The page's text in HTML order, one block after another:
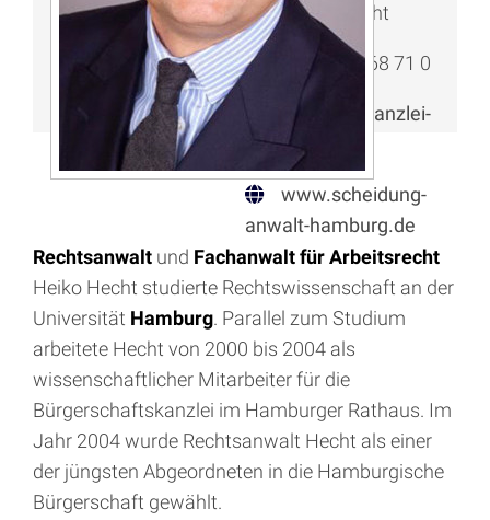
Scheidungsrecht
040 / 300 68 71 0
h.hecht@kanzlei-
hecht.de
www.scheidung-
anwalt-hamburg.de
Rechtsanwalt und Fachanwalt für Arbeitsrecht
Heiko Hecht studierte Rechtswissenschaft an der
Universität Hamburg. Parallel zum Studium
arbeitete Hecht von 2000 bis 2004 als
wissenschaftlicher Mitarbeiter für die
Bürgerschaftskanzlei im Hamburger Rathaus. Im
Jahr 2004 wurde Rechtsanwalt Hecht als einer
der jüngsten Abgeordneten in die Hamburgische
Bürgerschaft gewählt.